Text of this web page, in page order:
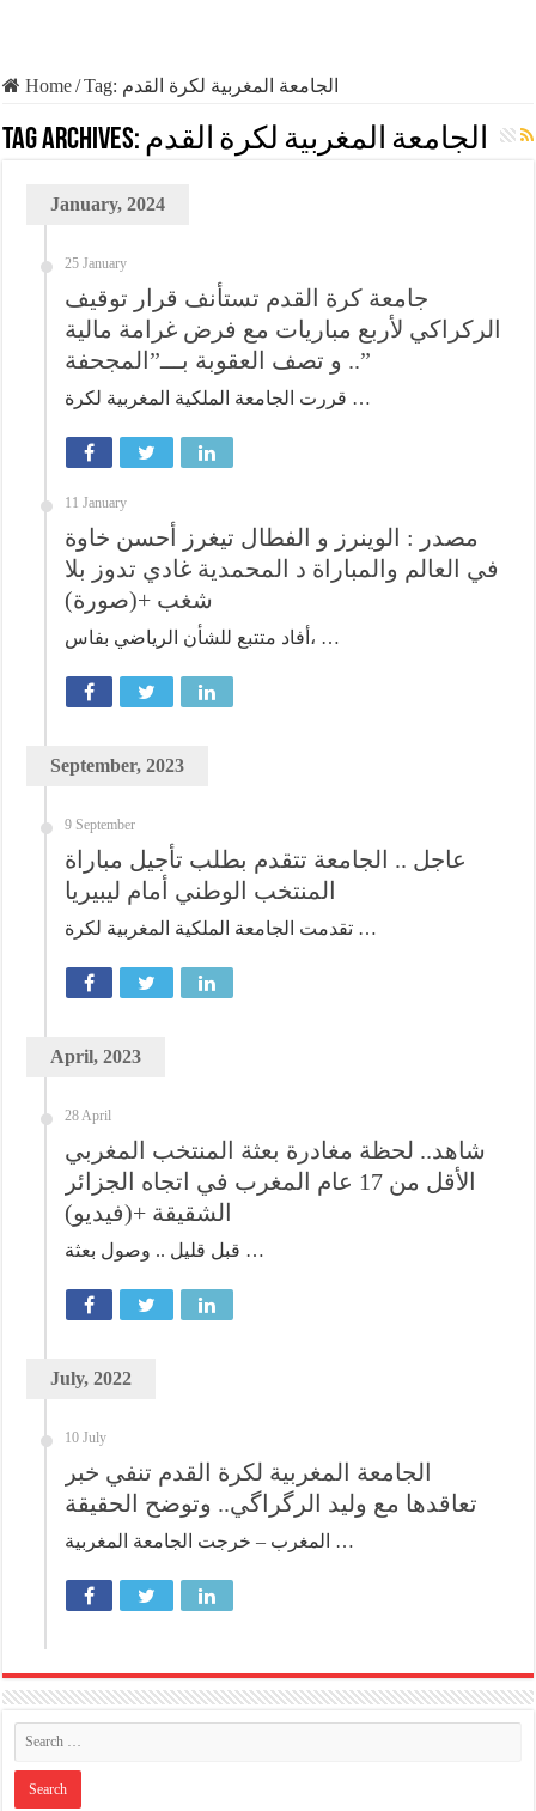
Home/Tag: الجامعة المغربية لكرة القدم
Tag Archives: الجامعة المغربية لكرة القدم
January, 2024
25 January
جامعة كرة القدم تستأنف قرار توقيف
الركراكي لأربع مباريات مع فرض غرامة مالية
.. و تصف العقوبة بـــ”المجحفة”
قررت الجامعة الملكية المغربية لكرة …
11 January
مصدر : الوينرز و الفطال تيغرز أحسن خاوة
في العالم والمباراة د المحمدية غادي تدوز بلا
شغب +(صورة)
أفاد متتبع للشأن الرياضي بفاس، …
September, 2023
9 September
عاجل .. الجامعة تتقدم بطلب تأجيل مباراة
المنتخب الوطني أمام ليبيريا
تقدمت الجامعة الملكية المغربية لكرة …
April, 2023
28 April
شاهد.. لحظة مغادرة بعثة المنتخب المغربي
الأقل من 17 عام المغرب في اتجاه الجزائر
الشقيقة +(فيديو)
قبل قليل .. وصول بعثة …
July, 2022
10 July
الجامعة المغربية لكرة القدم تنفي خبر
تعاقدها مع وليد الرگراگي.. وتوضح الحقيقة
المغرب – خرجت الجامعة المغربية …